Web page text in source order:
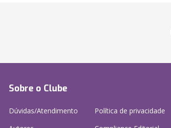
Sobre o Clube
Dúvidas/Atendimento
Política de privacidade